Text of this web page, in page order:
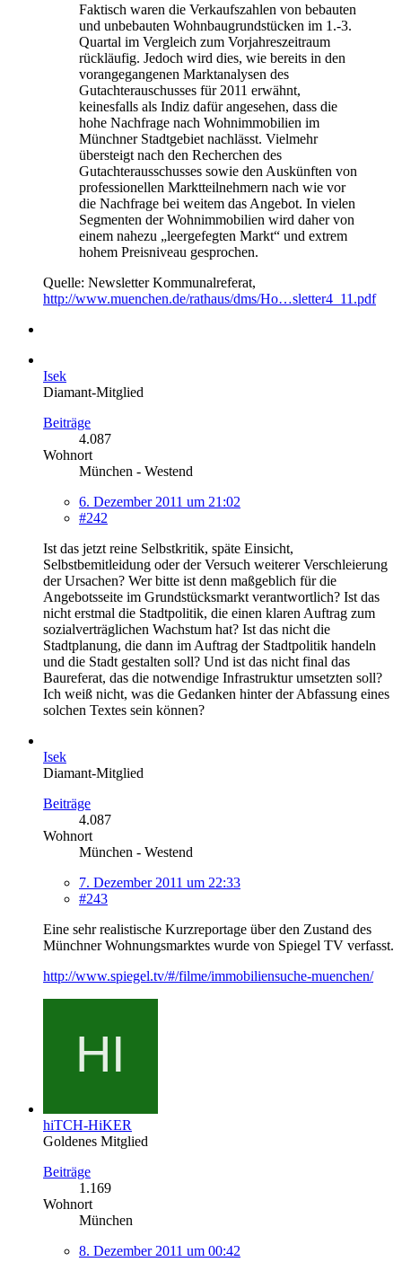
Faktisch waren die Verkaufszahlen von bebauten
und unbebauten Wohnbaugrundstücken im 1.-3.
Quartal im Vergleich zum Vorjahreszeitraum
rückläufig. Jedoch wird dies, wie bereits in den
vorangegangenen Marktanalysen des
Gutachterauschusses für 2011 erwähnt,
keinesfalls als Indiz dafür angesehen, dass die
hohe Nachfrage nach Wohnimmobilien im
Münchner Stadtgebiet nachlässt. Vielmehr
übersteigt nach den Recherchen des
Gutachterausschusses sowie den Auskünften von
professionellen Marktteilnehmern nach wie vor
die Nachfrage bei weitem das Angebot. In vielen
Segmenten der Wohnimmobilien wird daher von
einem nahezu „leergefegten Markt“ und extrem
hohem Preisniveau gesprochen.
Quelle: Newsletter Kommunalreferat,
http://www.muenchen.de/rathaus/dms/Ho…sletter4_11.pdf
Isek
Diamant-Mitglied
Beiträge
4.087
Wohnort
München - Westend
6. Dezember 2011 um 21:02
#242
Ist das jetzt reine Selbstkritik, späte Einsicht,
Selbstbemitleidung oder der Versuch weiterer Verschleierung
der Ursachen? Wer bitte ist denn maßgeblich für die
Angebotsseite im Grundstücksmarkt verantwortlich? Ist das
nicht erstmal die Stadtpolitik, die einen klaren Auftrag zum
sozialverträglichen Wachstum hat? Ist das nicht die
Stadtplanung, die dann im Auftrag der Stadtpolitik handeln
und die Stadt gestalten soll? Und ist das nicht final das
Baureferat, das die notwendige Infrastruktur umsetzten soll?
Ich weiß nicht, was die Gedanken hinter der Abfassung eines
solchen Textes sein können?
Isek
Diamant-Mitglied
Beiträge
4.087
Wohnort
München - Westend
7. Dezember 2011 um 22:33
#243
Eine sehr realistische Kurzreportage über den Zustand des
Münchner Wohnungsmarktes wurde von Spiegel TV verfasst.
http://www.spiegel.tv/#/filme/immobiliensuche-muenchen/
hiTCH-HiKER
Goldenes Mitglied
Beiträge
1.169
Wohnort
München
8. Dezember 2011 um 00:42